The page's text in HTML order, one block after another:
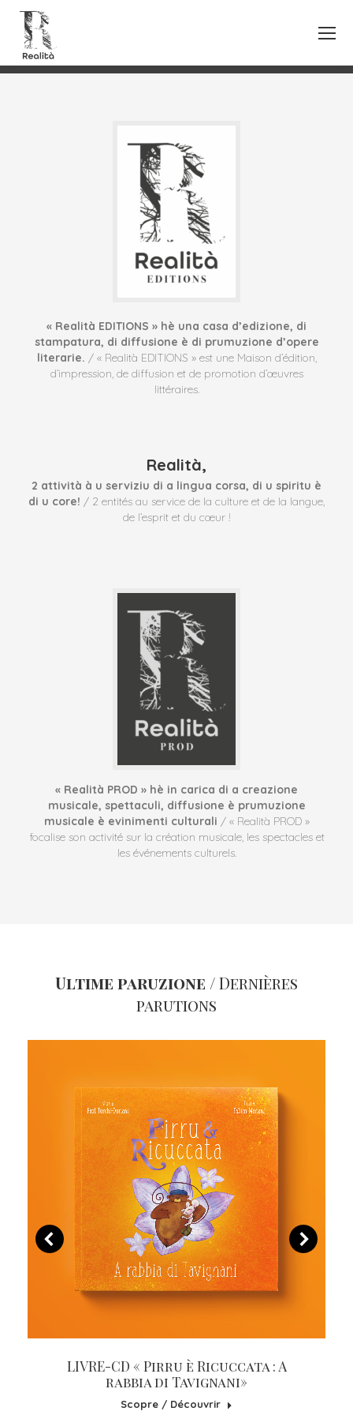
« Realità EDITIONS » hè una casa d’edizione, di
stampatura, di diffusione è di prumuzione d’opere
literarie. / « Realità EDITIONS » est une Maison d’édition,
d’impression, de diffusion et de promotion d’œuvres
littéraires.
Realità,
2 attività à u serviziu di a lingua corsa, di u spiritu è
di u core! / 2 entités au service de la culture et de la langue,
de l’esprit et du cœur !
« Realità PROD » hè in carica di a creazione
musicale, spettaculi, diffusione è prumuzione
musicale è evinimenti culturali / « Realità PROD »
focalise son activité sur la création musicale, les spectacles et
les événements culturels.
Ultime paruzione / Dernières
parutions
LIVRE-CD « Pirru è Ricuccata : A
rabbia di Tavignani»
Scopre / Découvrir